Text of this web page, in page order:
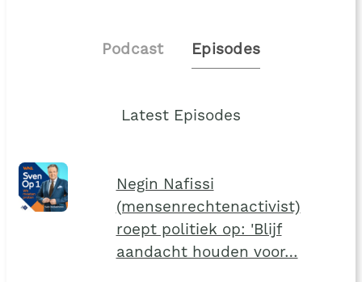
Podcast Episodes
Latest Episodes
Negin Nafissi
(mensenrechtenactivist)
roept politiek op: 'Blijf
aandacht houden voor…